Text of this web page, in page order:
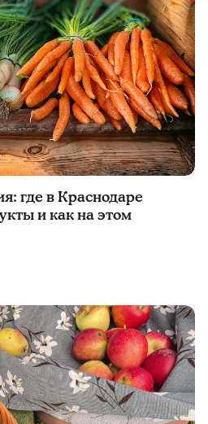
где в Краснодаре
и как на этом